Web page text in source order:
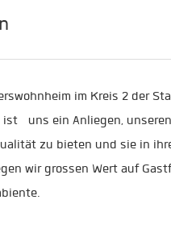
im Kreis 2 der
uns ein Anliegen,
zu bieten und sie in
wir grossen Wert auf